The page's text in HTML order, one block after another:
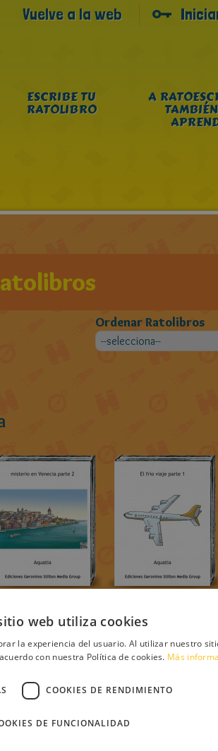
Vuelve a la web
ESCRIBE TU
RATOLIBRO
A
Ordenar Ratolibros
web utiliza cookies
la experiencia del usuario. Al utilizar nuestro
con nuestra Política de cookies. Más
COOKIES DE RENDIMIENTO
DE FUNCIONALIDAD